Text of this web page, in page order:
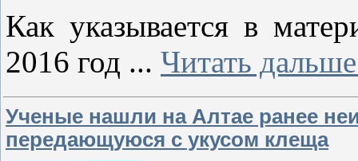
Как указывается в
2016 год ... Читать
Ученые нашли на Алтае ранее
передающуюся с укусом клеща